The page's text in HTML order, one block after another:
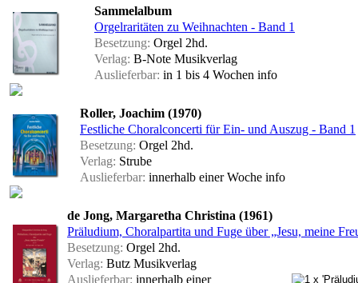
Sammelalbum
Orgelraritäten zu Weihnachten - Band 1
Besetzung: Orgel 2hd.
Verlag: B-Note Musikverlag
Auslieferbar: in 1 bis 4 Wochen info
Roller, Joachim (1970)
Festliche Choralconcerti für Ein- und Auszug - Band 1
Besetzung: Orgel 2hd.
Verlag: Strube
Auslieferbar: innerhalb einer Woche info
de Jong, Margaretha Christina (1961)
Präludium, Choralpartita und Fuge über „Jesu, meine
Besetzung: Orgel 2hd.
Verlag: Butz Musikverlag
Auslieferbar: innerhalb einer